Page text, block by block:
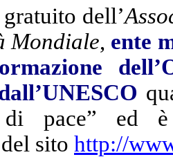
dell’
Mondiale, ente
pace” ed è
sito http://